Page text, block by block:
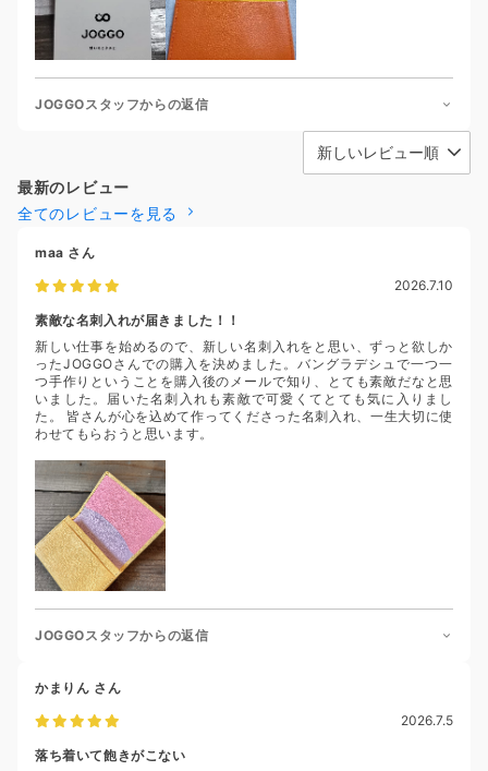
JOGGOスタッフからの返信
最新のレビュー
全てのレビューを見る
maa さん
2026.7.10
素敵な名刺入れが届きました！！
新しい仕事を始めるので、新しい名刺入れをと思い、ずっと欲しか
ったJOGGOさんでの購入を決めました。バングラデシュで一つ一
つ手作りということを購入後のメールで知り、とても素敵だなと思
いました。届いた名刺入れも素敵で可愛くてとても気に入りまし
た。 皆さんが心を込めて作ってくださった名刺入れ、一生大切に使
わせてもらおうと思います。
JOGGOスタッフからの返信
かまりん さん
2026.7.5
落ち着いて飽きがこない